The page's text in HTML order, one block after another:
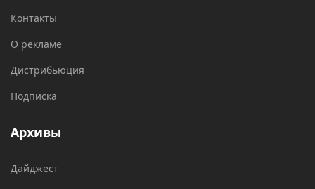
Контакты
О рекламе
Дистрибьюция
Подписка
Архивы
Дайджест